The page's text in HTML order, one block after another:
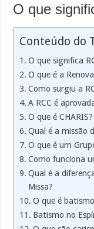
O que
Conteúdo do
O que significa
O que é a
Como surgiu a
A RCC é
O que é CHARIS?
Qual é a missão
O que é um
Como funciona
Qual é a
Missa?
O que é
Batismo no